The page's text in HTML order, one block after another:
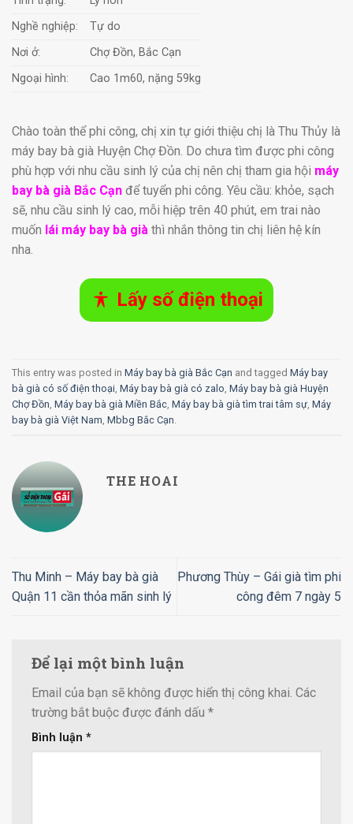
Nghề nghiệp:
Tự do
Nơi ở:
Chợ Đồn, Bắc Cạn
Ngoại hình:
Cao 1m60, nặng 59kg
Chào toàn thể phi công, chị xin tự giới thiệu chị là Thu Thủy là
máy bay bà già Huyện Chợ Đồn. Do chưa tìm được phi công
phù hợp với nhu cầu sinh lý của chị nên chị tham gia hội máy
bay bà già Bắc Cạn để tuyển phi công. Yêu cầu: khỏe, sạch
sẽ, nhu cầu sinh lý cao, mỗi hiệp trên 40 phút, em trai nào
muốn lái máy bay bà già thì nhắn thông tin chị liên hệ kín
nha.
Lấy số điện thoại
This entry was posted in Máy bay bà già Bắc Cạn and tagged Máy bay
bà già có số điện thoại Máy bay bà già có zalo Máy bay bà già Huyện
Chợ Đồn Máy bay bà già Miền Bắc Máy bay bà già tìm trai tâm sự Máy
bay bà già Việt Nam Mbbg Bắc Cạn
THE HOAI
Thu Minh – Máy bay bà già
Quận 11 cần thỏa mãn sinh lý
Phương Thùy – Gái già tìm phi
công đêm 7 ngày 5
Để lại một bình luận
Email của bạn sẽ không được hiển thị công khai. Các
trường bắt buộc được đánh dấu *
Bình luận *